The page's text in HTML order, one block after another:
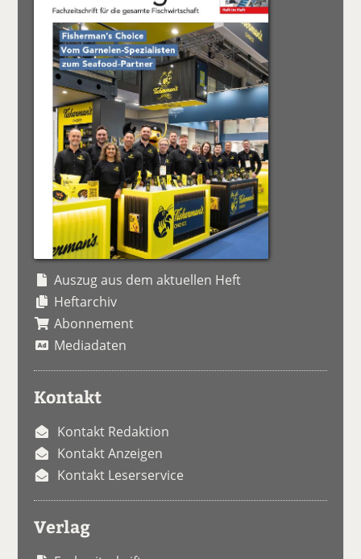
Auszug aus dem aktuellen Heft
Heftarchiv
Abonnement
Mediadaten
Kontakt
Kontakt Redaktion
Kontakt Anzeigen
Kontakt Leserservice
Verlag